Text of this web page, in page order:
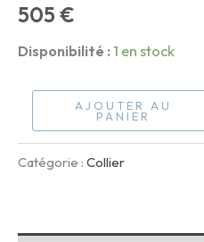
505 €
Disponibilité : 1 en stock
de
Reine
AJOUTER AU
PANIER
Catégorie : Collier